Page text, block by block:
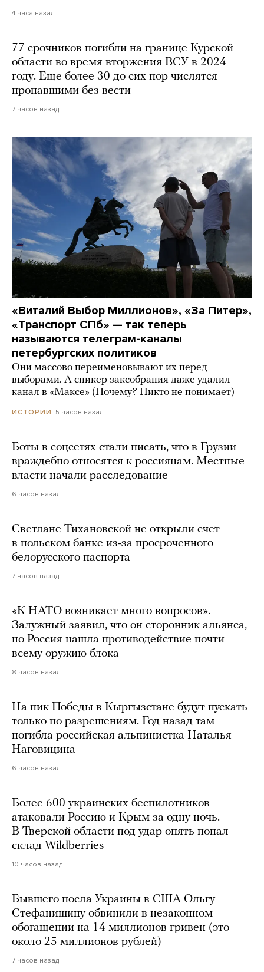
4 часа назад
77 срочников погибли на границе Курской
области во время вторжения ВСУ в 2024
году. Еще более 30 до сих пор числятся
пропавшими без вести
7 часов назад
«Виталий Выбор Миллионов», «За Питер»,
«Транспорт СПб» — так теперь
называются телеграм-каналы
петербургских политиков
Они массово переименовывают их перед
выборами. А спикер заксобрания даже удалил
канал в «Максе» (Почему? Никто не понимает)
ИСТОРИИ 5 часов назад
Боты в соцсетях стали писать, что в Грузии
враждебно относятся к россиянам. Местные
власти начали расследование
6 часов назад
Светлане Тихановской не открыли счет
в польском банке из-за просроченного
белорусского паспорта
7 часов назад
«К НАТО возникает много вопросов».
Залужный заявил, что он сторонник альянса,
но Россия нашла противодействие почти
всему оружию блока
8 часов назад
На пик Победы в Кыргызстане будут пускать
только по разрешениям. Год назад там
погибла российская альпинистка Наталья
Наговицина
6 часов назад
Более 600 украинских беспилотников
атаковали Россию и Крым за одну ночь.
В Тверской области под удар опять попал
склад Wildberries
10 часов назад
Бывшего посла Украины в США Ольгу
Стефанишину обвинили в незаконном
обогащении на 14 миллионов гривен (это
около 25 миллионов рублей)
7 часов назад